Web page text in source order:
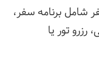
شامل برنامه سفر،
تور یا